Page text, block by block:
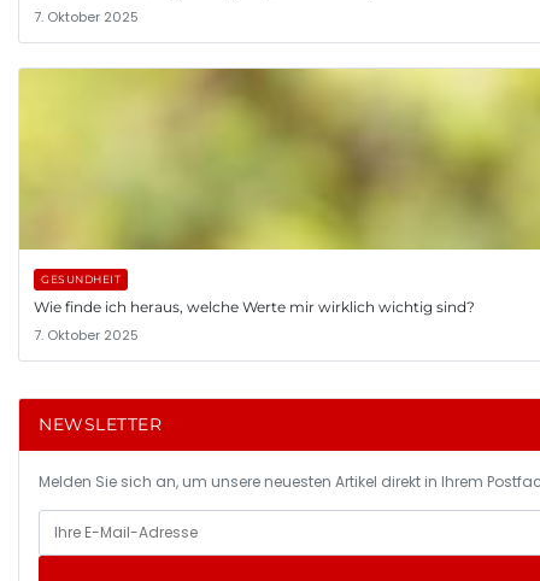
7. Oktober 2025
GESUNDHEIT
Wie finde ich heraus, welche Werte mir wirklich wichtig sind?
7. Oktober 2025
NEWSLETTER
Melden Sie sich an, um unsere neuesten Artikel direkt in Ihrem